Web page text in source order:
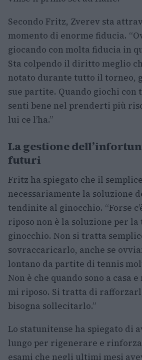
Secondo Fritz, Zverev sta
momento di enorme fiducia.
giocando con molta fiducia in
Sta colpendo il diritto meglio
notato durante tutto il torneo,
sue partite. Quando giochi con
senti bene nel prenderti più
lui ce l’ha.”
La gestione
futuri
Fritz ha spiegato che il
necessariamente la soluzione
tendinite al ginocchio. “Forse
riposo non è la soluzione per
ginocchio. Non si tratta
sovraccaricarlo, anche se
lontano da partite di tennis
Non è che quando sono a casa
mi riposo. Si tratta di
bisogna sollecitarlo.”
Lo statunitense ha spiegato di
lungo per rigenerare e
esami che negli ultimi mesi